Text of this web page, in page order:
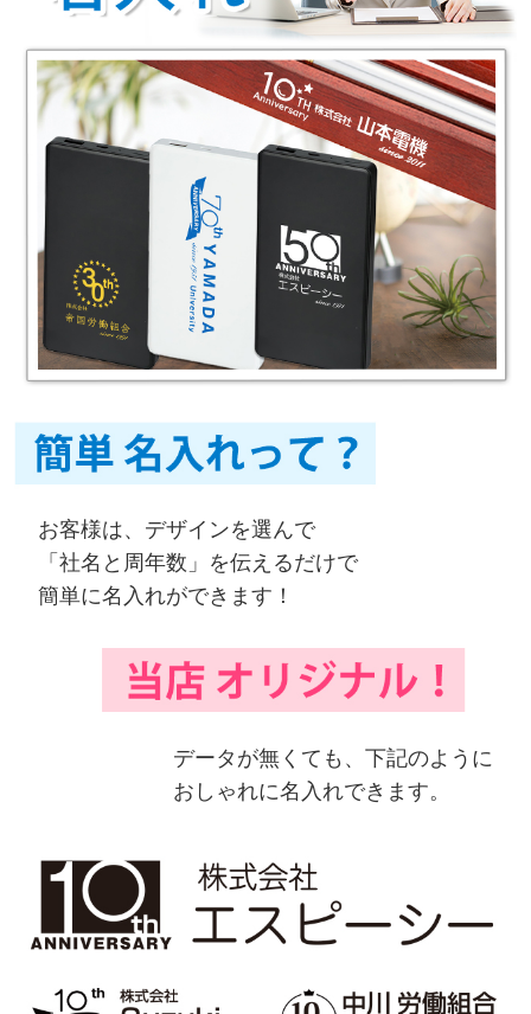
お客様は、デザインを選んで
「社名と周年数」を伝えるだけで
簡単に名入れができます！
データが無くても、下記のように
おしゃれに名入れできます。